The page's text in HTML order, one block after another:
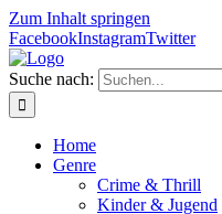
Zum Inhalt springen
FacebookInstagramTwitter
Suche nach:
Home
Genre
Crime & Thrill
Kinder & Jugend